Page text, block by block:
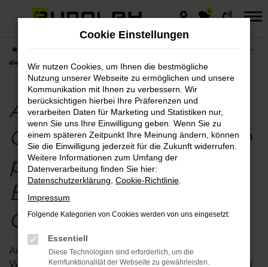
Zum
0
Audi A3 Gebrauchtwagen –
die preisgünstige Entscheidung für Chemnitz
Audi A3
Gebrauchtwagen – die
preisgünstige
Entscheidung für
Chemnitz
Augen auf beim Audi A3 Gebrauchtwagen- Kauf.
Wir vom Autohaus Rudolph schauen für Sie genau
Cookie Einstellungen
Wir nutzen Cookies, um Ihnen die bestmögliche
Nutzung unserer Webseite zu ermöglichen und unsere
Kommunikation mit Ihnen zu verbessern. Wir
berücksichtigen hierbei Ihre Präferenzen und
verarbeiten Daten für Marketing und Statistiken nur,
wenn Sie uns Ihre Einwilligung geben. Wenn Sie zu
einem späteren Zeitpunkt Ihre Meinung ändern, können
Sie die Einwilligung jederzeit für die Zukunft widerrufen.
Weitere Informationen zum Umfang der
Datenverarbeitung finden Sie hier:
Datenschutzerklärung Cookie-Richtlinie
Impressum
Folgende Kategorien von Cookies werden von uns eingesetzt:
Essentiell
Diese Technologien sind erforderlich, um die
Kernfunktionalität der Webseite zu gewährleisten.